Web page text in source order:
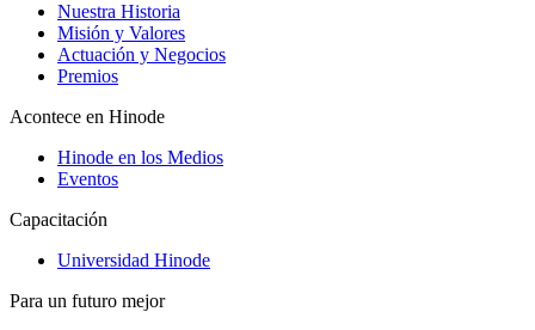
Nuestra Historia
Misión y Valores
Actuación y Negocios
Premios
Acontece en Hinode
Hinode en los Medios
Eventos
Capacitación
Universidad Hinode
Para un futuro mejor